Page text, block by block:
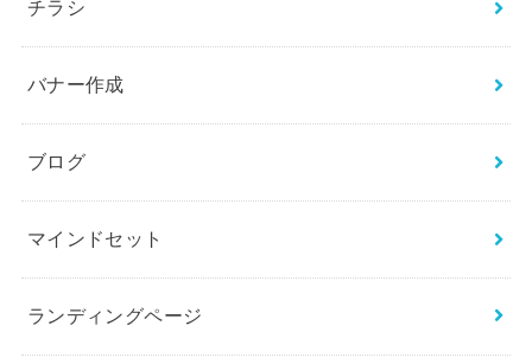
チラシ
バナー作成
ブログ
マインドセット
ランディングページ